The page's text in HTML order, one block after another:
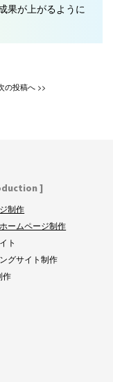
果が上がるように
の投稿へ
]
制作
ームページ制作
ト
グサイト制作
作